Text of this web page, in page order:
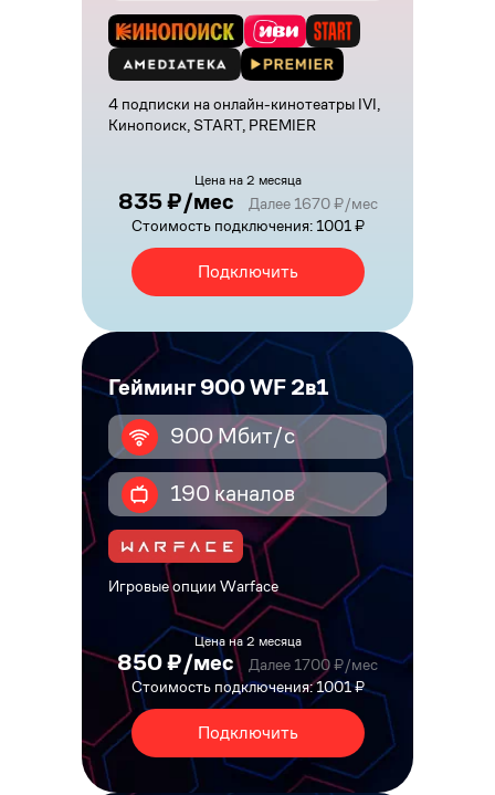
4 подписки на онлайн-кинотеатры IVI,
Кинопоиск, START, PREMIER
Цена на 2 месяца
835 ₽/мес
Далее 1670 ₽/мес
Стоимость подключения: 1001 ₽
Подключить
Гейминг 900 WF 2в1
900 Мбит/с
190 каналов
Игровые опции Warface
Цена на 2 месяца
850 ₽/мес
Далее 1700 ₽/мес
Стоимость подключения: 1001 ₽
Подключить